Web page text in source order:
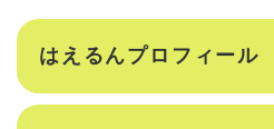
はえるんプロフィール